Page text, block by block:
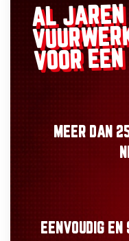
AL
VOOR
MEER DAN
EENVOUDIGEN